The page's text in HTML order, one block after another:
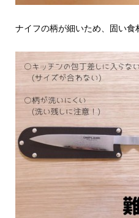
ナイフの柄が細いため、固い食